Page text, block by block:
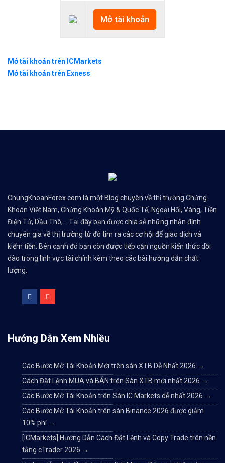
Mở tài khoản
Mở tài khoản trên ICMarkets
Mở tài khoản trên Exness
ChungKhoanForex.com là một Blog chuyên về thị trường Chứng
Khoán Việt Nam, Chứng Khoán Mỹ & Quốc Tế, Ngoại Hối, Vàng, Tiền
Điện Tử, Dầu Thô,... Tại đây bạn được chia sẻ những nhận định
chuyên gia về thị trường từ đó tìm ra các cơ hội để giao dịch và
kiếm tiền. Bên cạnh đó bạn còn được tiếp cận nguồn kiến thức dồi
dào trong lĩnh vực tài chính kèm theo các bài hướng dẫn chất
lượng.
Hướng Dẫn Xem Nhiều
Các Bước Mở Tài Khoản Mới trên sàn XTB Dễ Nhất 2026 →
Cách Đặt Lệnh MUA và BÁN trên Sàn XTB mới nhất 2026 →
Các Bước Mở Tài Khoản trên Sàn IC Markets dễ nhất 2026 →
Các Bước Mở Tài Khoản trên sàn Binance 2026 được giảm
10% phí →
[ICMarkets] Hướng Dẫn Cách Đặt Lệnh và Copy Trade trên nền
tảng cTrader 2026 →